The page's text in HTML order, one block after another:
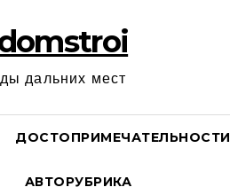
дальних мест
ДОСТОПРИМЕЧАТЕЛЬНОСТИ
АВТОРУБРИКА